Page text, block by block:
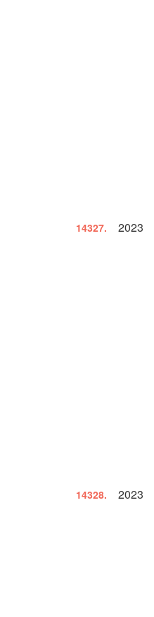
14327. 2023
14328. 2023